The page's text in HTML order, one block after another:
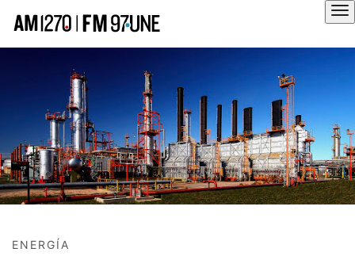
ENERGÍA